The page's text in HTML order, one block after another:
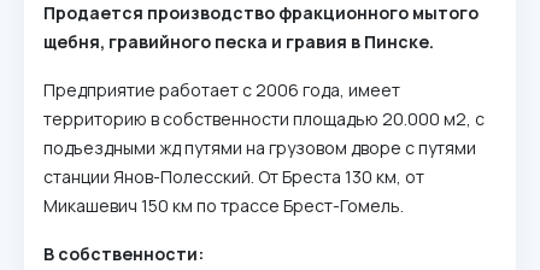
Продается производство фракционного мытого
щебня, гравийного песка и гравия в Пинске.
Предприятие работает с 2006 года, имеет
территорию в собственности площадью 20.000 м2, с
подъездными жд путями на грузовом дворе с путями
станции Янов-Полесский. От Бреста 130 км, от
Микашевич 150 км по трассе Брест-Гомель.
В собственности: